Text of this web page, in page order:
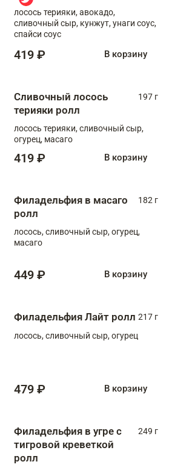
лосось терияки, авокадо,
сливочный сыр, кунжут, унаги соус,
спайси соус
419 ₽ В корзину
Сливочный лосось
терияки ролл
197 г
лосось терияки, сливочный сыр,
огурец, масаго
419 ₽ В корзину
Филадельфия в масаго
ролл
182 г
лосось, сливочный сыр, огурец,
масаго
449 ₽ В корзину
Филадельфия Лайт ролл 217 г
лосось, сливочный сыр, огурец
479 ₽ В корзину
Филадельфия в угре с
тигровой креветкой
ролл
249 г